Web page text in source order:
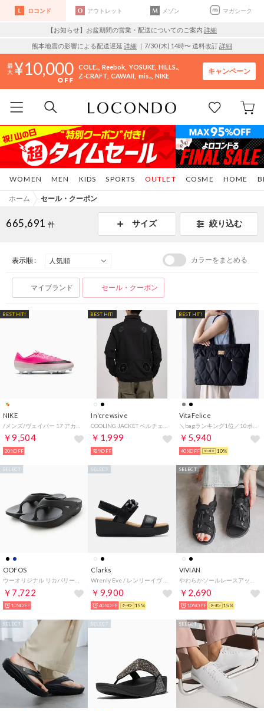
ロコンド アウトレット メゾン マガシーク
【お知らせ】お盆期間の営業・配送についてのご案内 詳細
熊本地震の影響による配送遅延 詳細 ｜7/30 (木) 14時〜 送料改訂詳細
10,000 COLE.. Reebok YOSUKE HILLS..
Z-CRAFT CAWAII mis.. NIKE
キャンペーン
WOMEN MEN KIDS SPORTS COSME HOME
OUTLET
ホーム セール・クーポン
665,691 件 サイズ 絞り込む
表示順 : カラーをまとめる
マイブランド セール・クーポン
NIKE
￥9,504
BEST HIT!
20%OFF
In'crewsive
￥1,999
BEST HIT!
92%OFF
VitaFelice
￥5,940
BEST HIT!
40%OFF 10%
OOFOS
￥7,722
SELECT
10%OFF
Clarks
￥9,900
SELECT
40%OFF 15%
VIVIAN
￥2,690
SELECT
10%OFF 15%
SELECT SELECT SELECT